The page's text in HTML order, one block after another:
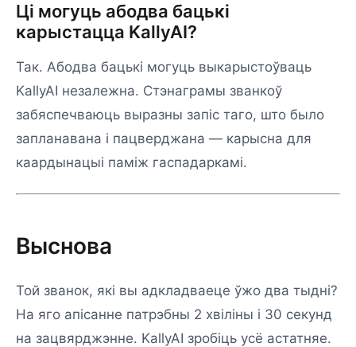
Ці могуць абодва бацькі
карыстацца KallyAI?
Так. Абодва бацькі могуць выкарыстоўваць
KallyAI незалежна. Стэнаграмы званкоў
забяспечваюць выразны запіс таго, што было
запланавана і пацверджана — карысна для
каардынацыі паміж гаспадаркамі.
Выснова
Той званок, які вы адкладваеце ўжо два тыдні?
На яго апісанне патрэбны 2 хвіліны і 30 секунд
на зацвярджэнне. KallyAI зробіць усё астатняе.